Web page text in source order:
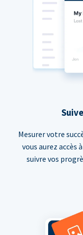
Mesurer votre
vous aurez accès
suivre vos